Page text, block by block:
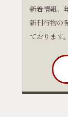
新着情報、
新刊行物の
ております。